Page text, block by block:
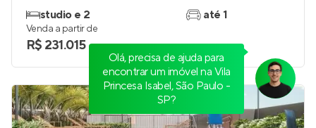
studio e 2
até 1
Venda a partir de
R$ 231.015
Olá, precisa de ajuda para
encontrar um imóvel na Vila
Princesa Isabel, São Paulo -
SP?